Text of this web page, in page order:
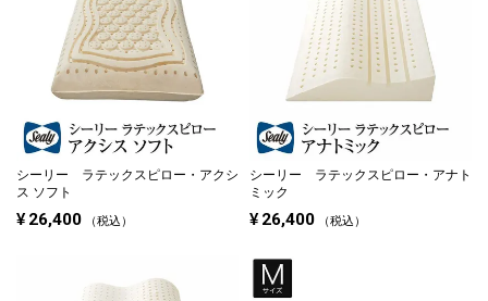
シーリー ラテックスピロー・アクシ
ス ソフト
¥ 26,400 税込
シーリー ラテックスピロー・アナト
ミック
¥ 26,400 税込